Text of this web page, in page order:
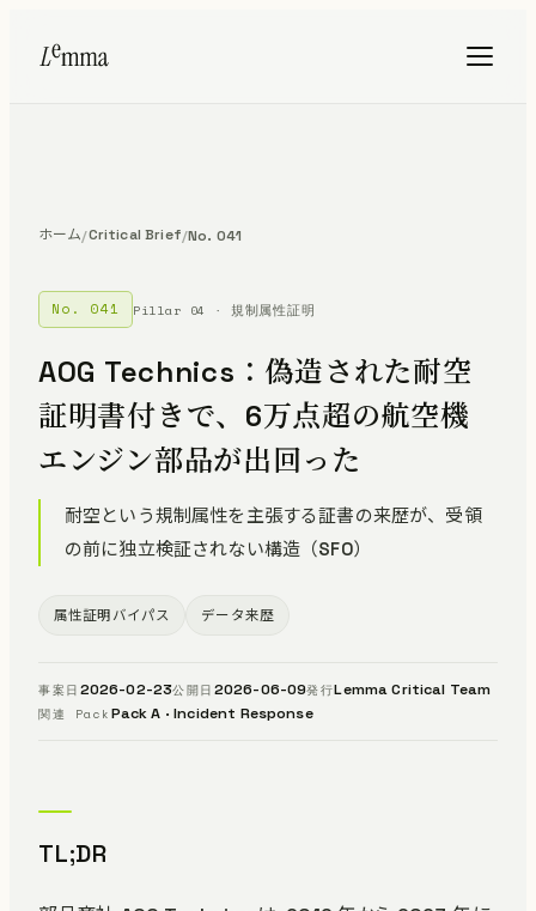
ホーム/Critical Brief/No. 041
No. 041 Pillar 04 · 規制属性証明
AOG Technics：偽造された耐空
証明書付きで、6万点超の航空機
エンジン部品が出回った
耐空という規制属性を主張する証書の来歴が、受領
の前に独立検証されない構造（SFO）
属性証明バイパス データ来歴
事案日 2026-02-23公開日 2026-06-09発行Lemma Critical Team
関連 Pack Pack A · Incident Response
TL;DR